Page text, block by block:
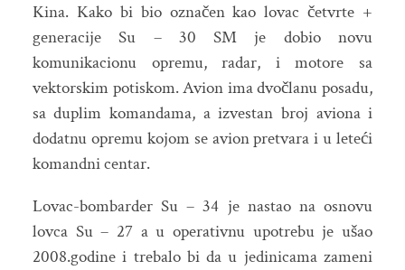
Kina. Kako bi bio označen kao lovac četvrte +
generacije Su – 30 SM je dobio novu
komunikacionu opremu, radar, i motore sa
vektorskim potiskom. Avion ima dvočlanu posadu,
sa duplim komandama, a izvestan broj aviona i
dodatnu opremu kojom se avion pretvara i u leteći
komandni centar.
Lovac-bombarder Su – 34 je nastao na osnovu
lovca Su – 27 a u operativnu upotrebu je ušao
2008.godine i trebalo bi da u jedinicama zameni